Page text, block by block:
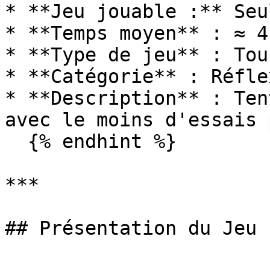
* **Jeu jouable :**
* **Temps moyen** : ≈
* **Type de jeu** :
* **Catégorie** :
* **Description** :
avec le moins d'essais
***
## Présentation du Jeu